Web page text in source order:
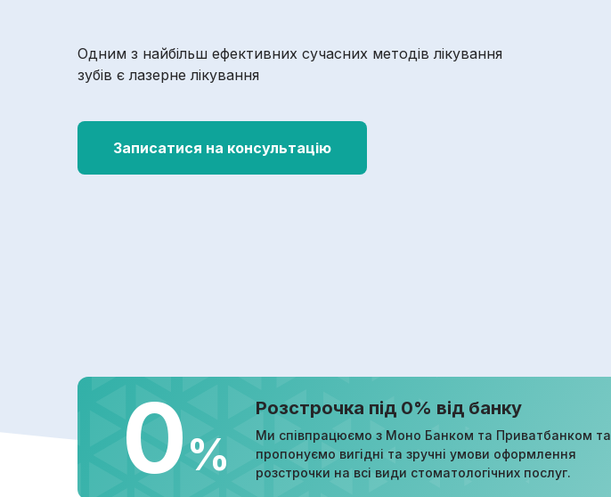
Одним з найбільш ефективних сучасних методів лікування
зубів є лазерне лікування
Записатися на консультацію
0%
Розстрочка під 0% від банку
Ми співпрацюємо з Моно Банком та Приватбанком та
пропонуємо вигідні та зручні умови оформлення
розстрочки на всі види стоматологічних послуг.